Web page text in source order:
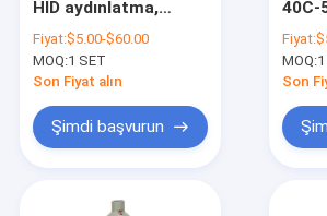
HID aydınlatma,
ortam aydınlatması
için uygun E27 lamba
tutucusu ile
Fiyat:$5.00-$60.00
MOQ:1 SET
Son Fiyat alın
Şimdi başvurun
40C-
gizli
Fiyat:
MOQ:
Son